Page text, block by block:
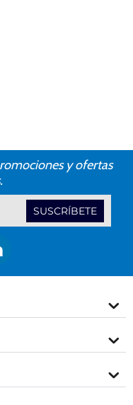
y ofertas
SUSCRÍBETE